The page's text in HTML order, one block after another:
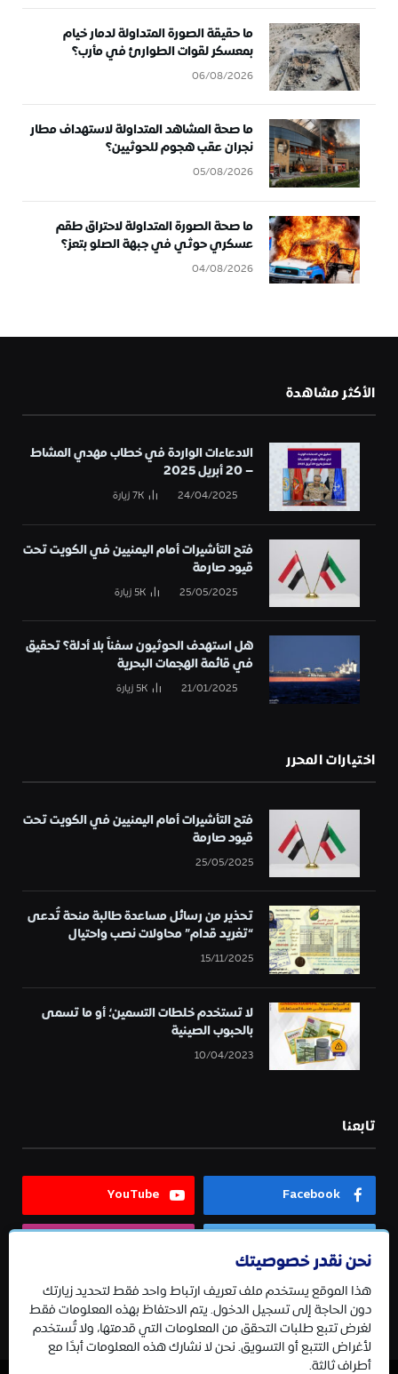
ما حقيقة الصورة المتداولة لدمار خيام
بمعسكر لقوات الطوارئ في مأرب؟
06/08/2026
ما صحة المشاهد المتداولة لاستهداف مطار
نجران عقب هجوم للحوثيين؟
05/08/2026
ما صحة الصورة المتداولة لاحتراق طقم
عسكري حوثي في جبهة الصلو بتعز؟
04/08/2026
الأكثر مشاهدة
الادعاءات الواردة في خطاب مهدي المشاط
– 20 أبريل 2025
24/04/2025
7Kزيارة
فتح التأشيرات أمام اليمنيين في الكويت تحت
قيود صارمة
25/05/2025
5Kزيارة
هل استهدف الحوثيون سفناً بلا أدلة؟ تحقيق
في قائمة الهجمات البحرية
21/01/2025
5Kزيارة
اختيارات المحرر
فتح التأشيرات أمام اليمنيين في الكويت تحت
قيود صارمة
25/05/2025
تحذير من رسائل مساعدة طالبة منحة تُدعى
“تغريد قدام” محاولات نصب واحتيال
15/11/2025
لا تستخدم خلطات التسمين؛ أو ما تسمى
بالحبوب الصينية
10/04/2023
تابعنا
Facebook
YouTube
Telegram
نحن نقدر خصوصيتك
هذا الموقع يستخدم ملف تعريف ارتباط واحد فقط لتحديد زيارتك
دون الحاجة إلى تسجيل الدخول. يتم الاحتفاظ بهذه المعلومات فقط
لغرض تتبع طلبات التحقق من المعلومات التي قدمتها، ولا تُستخدم
لأغراض التتبع أو التسويق. نحن لا نشارك هذه المعلومات أبدًا مع
أطراف ثالثة.